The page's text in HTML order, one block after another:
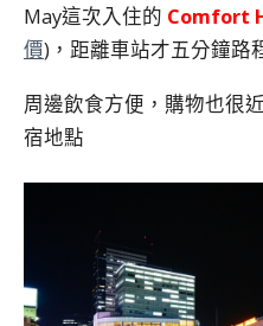
May這次入住的 Comfort
價)，距離車站才五分鐘路
周邊飲食方便，購物也很
宿地點